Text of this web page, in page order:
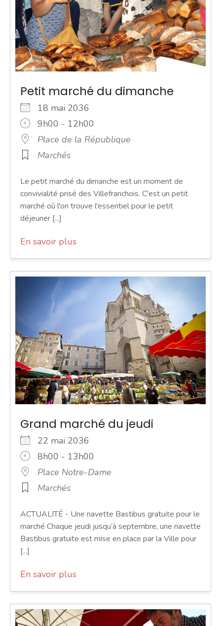
Petit marché du dimanche
18 mai 2036
9h00 - 12h00
Place de la République
Marchés
Le petit marché du dimanche est un moment de
convivialité prisé des Villefranchois. C'est un petit
marché où l'on trouve l'essentiel pour le petit
déjeuner [...]
En savoir plus
Grand marché du jeudi
22 mai 2036
8h00 - 13h00
Place Notre-Dame
Marchés
ACTUALITÉ - Une navette Bastibus gratuite pour le
marché Chaque jeudi jusqu’à septembre, une navette
Bastibus gratuite est mise en place par la Ville pour
[...]
En savoir plus